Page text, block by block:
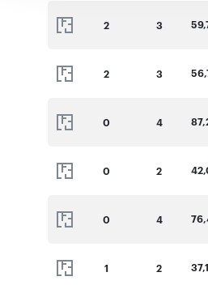
2 3
2 3
0 4
0 2
0 4
1 2